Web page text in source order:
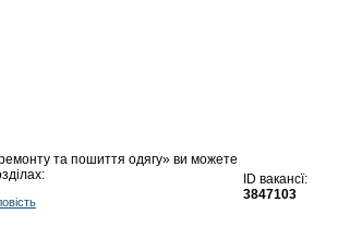
та пошиття одягу» ви можете
ID вакансї:
3847103